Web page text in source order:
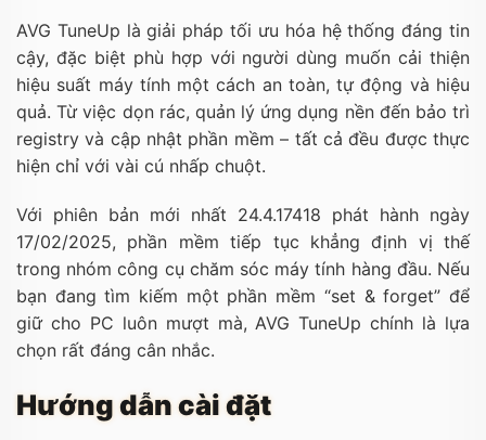
AVG TuneUp là giải pháp tối ưu hóa hệ thống đáng tin
cậy, đặc biệt phù hợp với người dùng muốn cải thiện
hiệu suất máy tính một cách an toàn, tự động và hiệu
quả. Từ việc dọn rác, quản lý ứng dụng nền đến bảo trì
registry và cập nhật phần mềm – tất cả đều được thực
hiện chỉ với vài cú nhấp chuột.
Với phiên bản mới nhất 24.4.17418 phát hành ngày
17/02/2025, phần mềm tiếp tục khẳng định vị thế
trong nhóm công cụ chăm sóc máy tính hàng đầu. Nếu
bạn đang tìm kiếm một phần mềm “set & forget” để
giữ cho PC luôn mượt mà, AVG TuneUp chính là lựa
chọn rất đáng cân nhắc.
Hướng dẫn cài đặt